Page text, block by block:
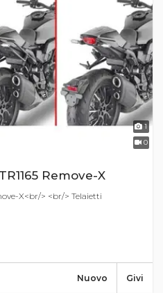
1
0
Remove-X
X<br/> <br/> Telaietti
Givi
Nuovo